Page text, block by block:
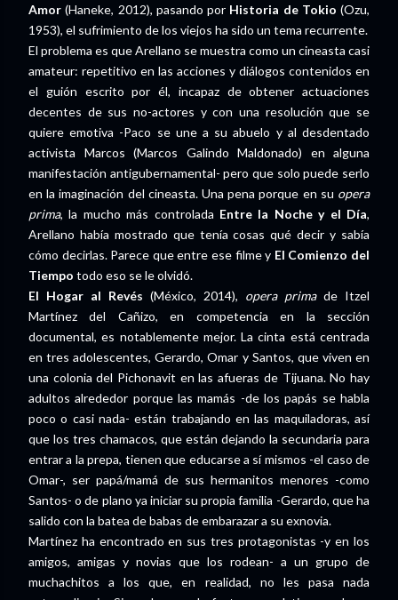
Amor (Haneke, 2012), pasando por Historia de Tokio (Ozu,
1953), el sufrimiento de los viejos ha sido un tema recurrente.
El problema es que Arellano se muestra como un cineasta casi
amateur: repetitivo en las acciones y diálogos contenidos en
el guión escrito por él, incapaz de obtener actuaciones
decentes de sus no-actores y con una resolución que se
quiere emotiva -Paco se une a su abuelo y al desdentado
activista Marcos (Marcos Galindo Maldonado) en alguna
manifestación antigubernamental- pero que solo puede serlo
en la imaginación del cineasta. Una pena porque en su opera
prima, la mucho más controlada Entre la Noche y el Día,
Arellano había mostrado que tenía cosas qué decir y sabía
cómo decirlas. Parece que entre ese filme y El Comienzo del
Tiempo todo eso se le olvidó.
El Hogar al Revés (México, 2014), opera primade Itzel
Martínez del Cañizo, en competencia en la sección
documental, es notablemente mejor. La cinta está centrada
en tres adolescentes, Gerardo, Omar y Santos, que viven en
una colonia del Pichonavit en las afueras de Tijuana. No hay
adultos alrededor porque las mamás -de los papás se habla
poco o casi nada- están trabajando en las maquiladoras, así
que los tres chamacos, que están dejando la secundaria para
entrar a la prepa, tienen que educarse a sí mismos -el caso de
Omar-, ser papá/mamá de sus hermanitos menores -como
Santos- o de plano ya iniciar su propia familia -Gerardo, que ha
salido con la batea de babas de embarazar a su exnovia.
Martínez ha encontrado en sus tres protagonistas -y en los
amigos, amigas y novias que los rodean- a un grupo de
muchachitos a los que, en realidad, no les pasa nada